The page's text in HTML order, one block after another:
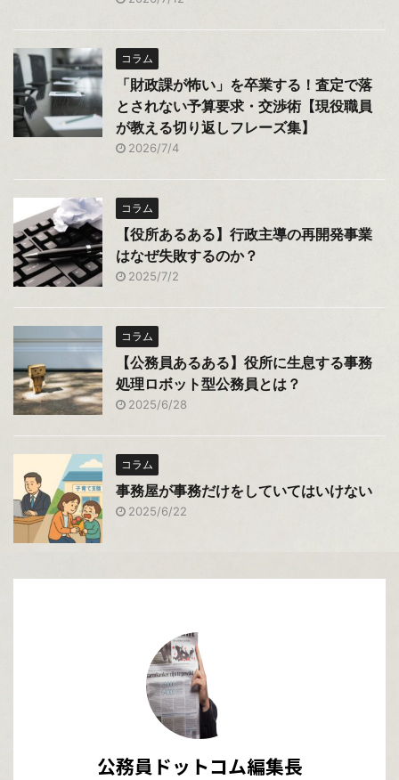
コラム
「財政課が怖い」を卒業する！査定で落
とされない予算要求・交渉術【現役職員
が教える切り返しフレーズ集】
2026/7/4
コラム
【役所あるある】行政主導の再開発事業
はなぜ失敗するのか？
2025/7/2
コラム
【公務員あるある】役所に生息する事務
処理ロボット型公務員とは？
2025/6/28
コラム
事務屋が事務だけをしていてはいけない
2025/6/22
公務員ドットコム編集長